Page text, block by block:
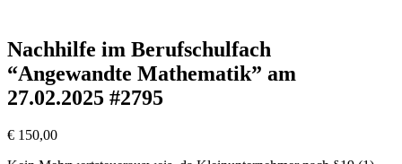
Nachhilfe im Berufschulfach
“Angewandte Mathematik” am
27.02.2025 #2795
€ 150,00